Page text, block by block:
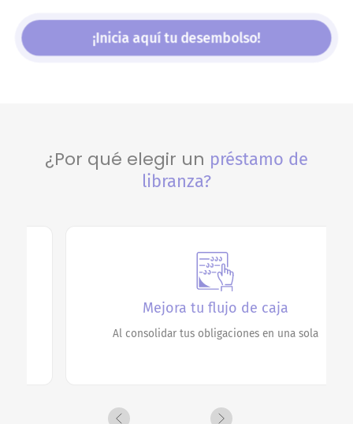
¡Inicia aquí tu desembolso!
¿Por qué elegir un préstamo de
libranza?
Mejora tu flujo de caja
Al consolidar tus obligaciones en una sola